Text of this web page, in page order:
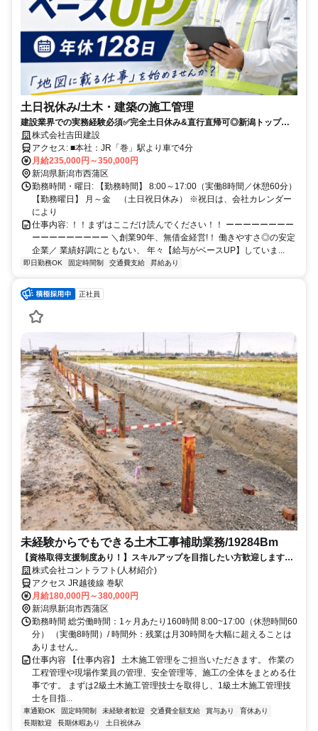
土日祝休み/土木・建築の施工管理
建設業界での実務経験必須✅完全土日休み&直行直帰可◎新潟トップク
ラスの技術を誇る安定企業✨有休1h単位
株式会社吉田建設
アクセス: ■本社：JR「巻」駅より車で4分
月給235,000円～350,000円
新潟県新潟市西蒲区
勤務時間・曜日: 【勤務時間】 8:00～17:00（実働8時間／休憩60分）
【勤務曜日】 月～金 （土日祝日休み） ※祝日は、会社カレンダー
により
仕事内容: ！！まずはここだけ読んでください！！ ーーーーーーーー
ーーーーーーーーー ＼創業90年、無借金経営!！ 働きやすさ◎の安定
企業／ 業績好調にともない、 年々【給与がベースUP】していま...
即日勤務OK 固定時間制 交通費支給 昇給あり
正社員
未経験からでもできる土木工事補助業務/19284Bm
【資格取得支援制度あり！】スキルアップを目指したい方歓迎します！
◎転勤なし！直行直帰OK！腰を据えて働くことができる環境です。
株式会社コントラフト(人材紹介)
アクセス JR越後線 巻駅
月給180,000円～380,000円
新潟県新潟市西蒲区
勤務時間 総労働時間：1ヶ月あたり160時間 8:00~17:00（休憩時間60
分） （実働8時間）/ 時間外：残業は月30時間を大幅に超えることは
ありません。
仕事内容 【仕事内容】 土木施工管理をご担当いただきます。 作業の
工程管理や現場作業員の管理、安全管理等、施工の全体をまとめる仕
事です。 まずは2級土木施工管理技士を取得し、1級土木施工管理技
士を目指...
車通勤OK 固定時間制 未経験者歓迎 交通費全額支給 賞与あり
育休あり
長期歓迎
長期休暇あり 土日祝休み